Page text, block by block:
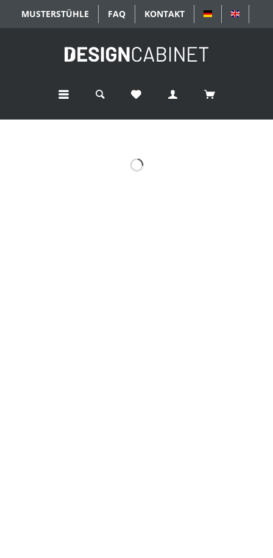
MUSTERSTÜHLE FAQ KONTAKT DEUTSCH